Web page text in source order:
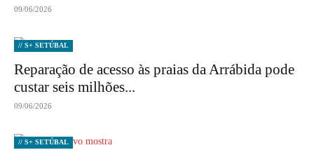
09/06/2026
// S+ SETÚBAL
Reparação de acesso às praias da Arrábida pode
custar seis milhões...
09/06/2026
// S+ SETÚBAL